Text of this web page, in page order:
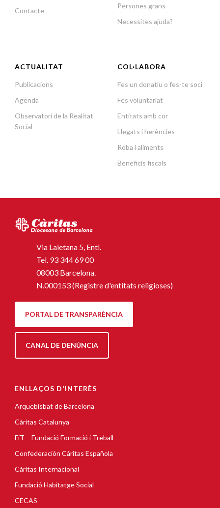
Contacte
Persones grans
Necessites ajuda?
ACTUALITAT
Publicacions
Agenda
Observatori de la Realitat
Social
COL·LABORA
Fes un donatiu o fes-te soci
Fes voluntariat
Entitats amb cor
Llegats i herències
Roba i aliments
Beneficis fiscals
Via Laietana 5, Entl.
Tel. 93 344 69 00
08003 Barcelona.
N.000153 (Registre d'entitats religioses)
PORTAL DE TRANSPARÈNCIA
CANAL DE DENÚNCIA
ENLLAÇOS D'INTERÈS
Arquebisbat de Barcelona
Càritas Catalunya
FiT – Fundació Formació i Treball
Confederación Cáritas Española
Cáritas Internacional
Fundació Habitatge Social
CECAS